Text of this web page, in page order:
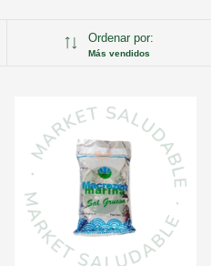
Ordenar por:
Más vendidos